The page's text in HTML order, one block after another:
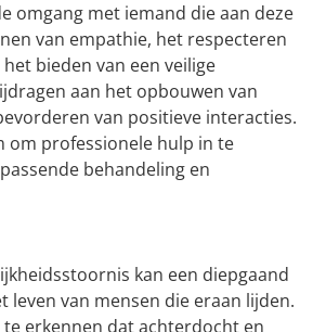
omgang met iemand die aan deze
van empathie, het respecteren
bieden van een veilige
aan het opbouwen van
van positieve interacties.
om professionele hulp in te
behandeling en
kan een diepgaand
leven van mensen die eraan lijden.
erkennen dat achterdocht en